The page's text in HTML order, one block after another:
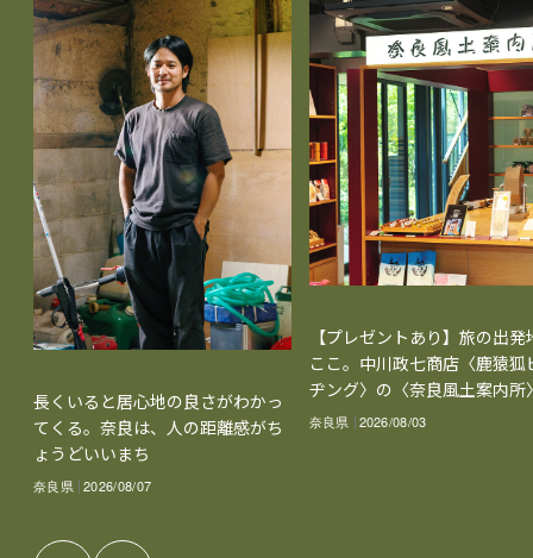
長くいると居心地の良さがわかっ
てくる。奈良は、人の距離感がち
ょうどいいまち
奈良県 2026/08/07
【プレゼントあり】旅の出発
ここ。中川政七商店〈鹿猿狐
ヂング〉の〈奈良風土案内所
奈良県 2026/08/03